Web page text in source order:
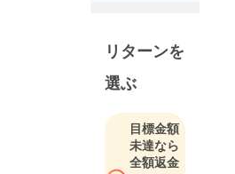
音楽（邦
聴くこと、
程度）を見
ること、ス
ノーボード
リターンを
選ぶ
目標金額
未達なら
全額返金